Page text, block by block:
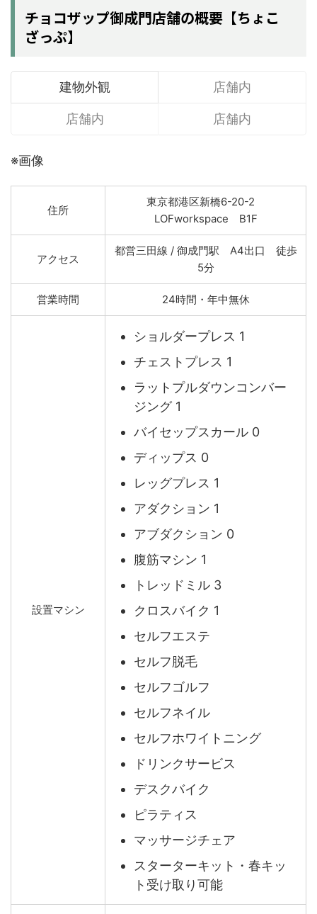
チョコザップ御成門店舗の概要【ちょこ
ざっぷ】
建物外観 店舗内
店舗内 店舗内
※画像
住所
東京都港区新橋6-20-2
LOFworkspace B1F
アクセス
都営三田線 / 御成門駅 A4出口 徒歩
5分
営業時間 24時間・年中無休
設置マシン
ショルダープレス 1
チェストプレス 1
ラットプルダウンコンバー
ジング 1
バイセップスカール 0
ディップス 0
レッグプレス 1
アダクション 1
アブダクション 0
腹筋マシン 1
トレッドミル 3
クロスバイク 1
セルフエステ
セルフ脱毛
セルフゴルフ
セルフネイル
セルフホワイトニング
ドリンクサービス
デスクバイク
ピラティス
マッサージチェア
スターターキット・春キッ
ト受け取り可能